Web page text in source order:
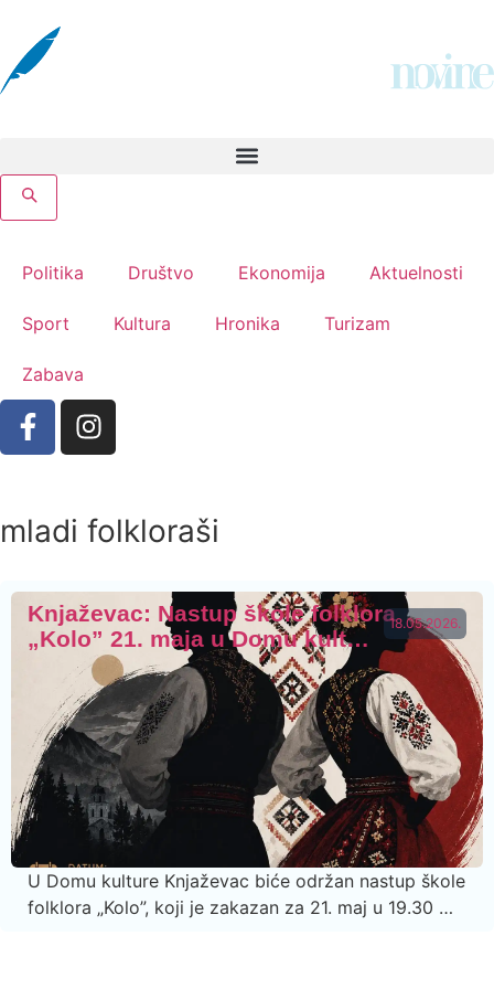
Politika Društvo Ekonomija Aktuelnosti
Sport Kultura Hronika Turizam
Zabava
mladi folkloraši
18.05.2026.
Knjaževac: Nastup škole folklora
„Kolo” 21. maja u Domu kult…
U Domu kulture Knjaževac biće održan nastup škole
folklora „Kolo”, koji je zakazan za 21. maj u 19.30 …